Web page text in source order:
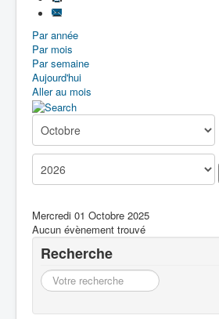
Vie fédérale
Examens
Le Magazine
Les Médailles
Boîte à Outils
Contact
Par année
Par mois
Par semaine
Aujourd'hui
Aller au mois
Mercredi 01 Octobre 2025
Aucun évènement trouvé
Recherche
Recherche